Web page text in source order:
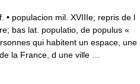
• populacion mil. XVIIIe; repris de l
bas lat. populatio, de populus «
qui habitent un espace, une
la France, d une ville …